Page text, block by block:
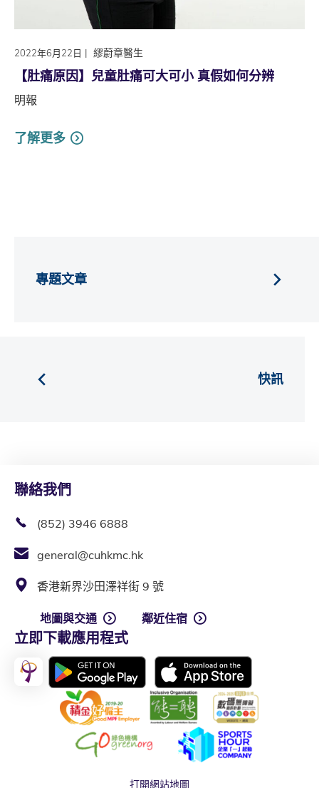
2022年6月22日 | 繆蔚章醫生
【肚痛原因】兒童肚痛可大可小 真假如何分辨
明報
了解更多
快訊
專題文章
聯絡我們
(852) 3946 6888
general@cuhkmc.hk
香港新界沙田澤祥街 9 號
地圖與交通 鄰近住宿
立即下載應用程式
打開網站地圖